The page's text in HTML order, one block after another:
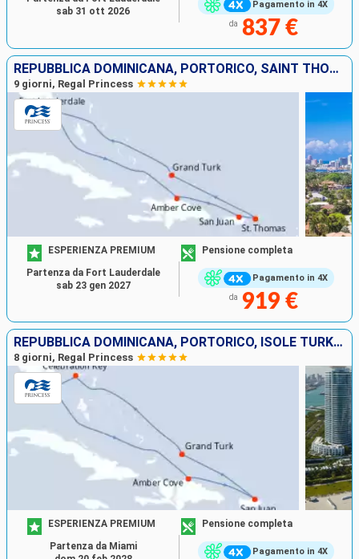
Pagamento in 4X
da 837 €
sab 31 ott 2026
REPUBBLICA DOMINICANA, PORTORICO, SAINT THOMAS, ISOLE TURKS E CAICOS, STATI UNITI
9 giorni, Regal Princess
Pagamento in 4X
ESPERIENZA PREMIUM Pensione completa
da 919 €
Partenza da Fort Lauderdale
sab 23 gen 2027
REPUBBLICA DOMINICANA, PORTORICO, ISOLE TURKS E CAICOS, BAHAMAS, STATI UNITI
8 giorni, Regal Princess
Pagamento in 4X
ESPERIENZA PREMIUM
Pensione completa
Partenza da Miami